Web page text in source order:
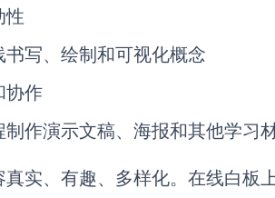
性
写、绘制和可视化概念
协作
作演示文稿、海报和其他学习
实、有趣、多样化。在线白板